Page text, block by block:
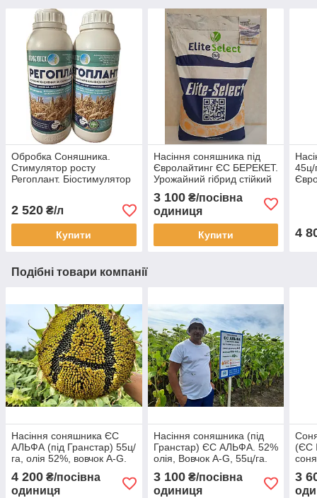
Обробка Соняшника.
Стимулятор росту
Регоплант. Біостимулятор
2 520 ₴/л
Купити
Насіння соняшника під
Євролайтинг ЄС БЕРЕКЕТ.
Урожайний гібрид стійкий
до засуха ЄС БЕРЕКЕТ.
Стандарт
3 100₴/посівна
одиниця
Купити
45ц/
4
Подібні товари компанії
Насіння соняшника ЄС
АЛЬФА (під Гранстар) 55ц/
га, олія 52%, вовчок A-G.
4 200 ₴/посівна
одиниця
Насіння соняшника (під
Гранстар) ЄС АЛЬФА. 52%
олія, Вовчок A-G, 55ц/га.
3 100₴/посівна
одиниця
(ЄС
3